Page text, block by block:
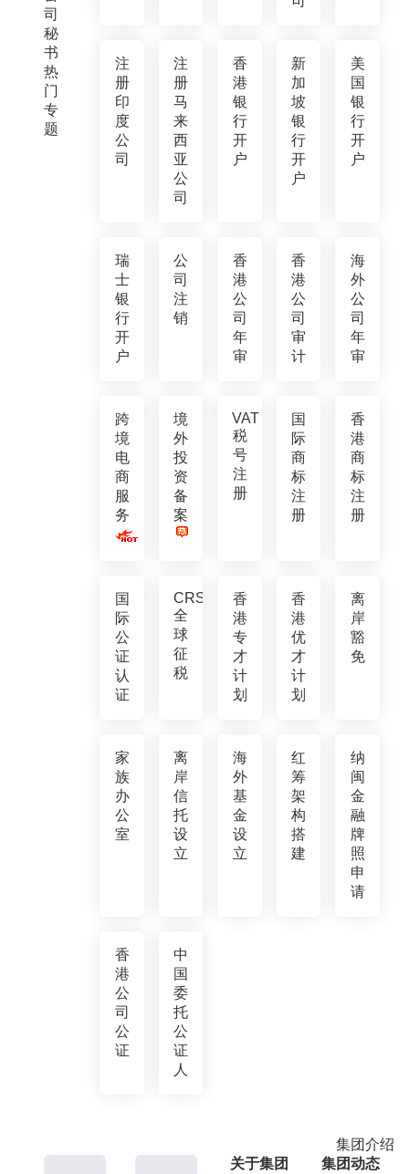
司
秘
书
热
门
专
题
注
册
印
度
公
司
注
册
马
来
西
亚
公
司
香
港
银
行
开
户
新
加
坡
银
行
开
户
美
国
银
行
开
户
瑞
士
银
行
开
户
公
司
注
销
香
港
公
司
年
审
香
港
公
司
审
计
海
外
公
司
年
审
跨
境
电
商
服
务
境
外
投
资
备
案
VAT
税
号
注
册
国
际
商
标
注
册
香
港
商
标
注
册
国
际
公
证
认
证
CRS
全
球
征
税
香
港
专
才
计
划
香
港
优
才
计
划
离
岸
豁
免
家
族
办
公
室
离
岸
信
托
设
立
海
外
基
金
设
立
红
筹
架
构
搭
建
纳
闽
金
融
牌
照
申
请
香
港
公
司
公
证
中
国
委
托
公
证
人
集团介绍
关于集团
集团动态